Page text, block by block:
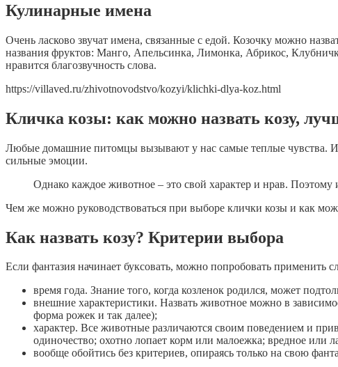
Кулинарные имена
Очень ласково звучат имена, связанные с едой. Козочку можно
названия фруктов: Манго, Апельсинка, Лимонка, Абрикос,
нравится благозвучность слова.
https://villaved.ru/zhivotnovodstvo/kozyi/klichki-dlya-koz.html
Кличка козы: как можно назвать козу,
Любые домашние питомцы вызывают у нас самые теплые чувства.
сильные эмоции.
Однако каждое животное – это свой характер и нрав.
Чем же можно руководствоваться при выборе клички козы и как
Как назвать козу? Критерии выбора
Если фантазия начинает буксовать, можно попробовать применить
время года. Знание того, когда козленок родился, может
внешние характеристики. Назвать животное можно в
форма рожек и так далее);
характер. Все животные различаются своим поведением и
одиночество; охотно лопает корм или малоежка; вредное или
вообще обойтись без критериев, опираясь только на свою